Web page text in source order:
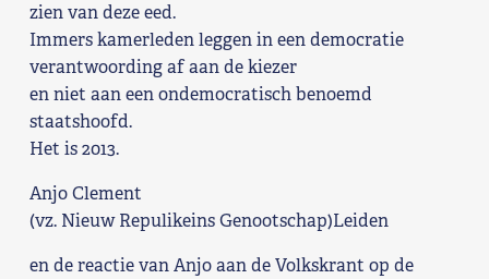
Agenda
Shop
Contact
Voor leden
Word Lid
zien van deze eed.
Immers kamerleden leggen in een democratie
verantwoording af aan de kiezer
en niet aan een ondemocratisch benoemd
staatshoofd.
Het is 2013.
Anjo Clement
(vz. Nieuw Repulikeins Genootschap)Leiden
en de reactie van Anjo aan de Volkskrant op de